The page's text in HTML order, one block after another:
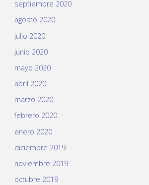
septiembre 2020
agosto 2020
julio 2020
junio 2020
mayo 2020
abril 2020
marzo 2020
febrero 2020
enero 2020
diciembre 2019
noviembre 2019
octubre 2019